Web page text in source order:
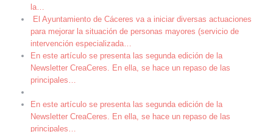
la…
El Ayuntamiento de Cáceres va a iniciar diversas actuaciones
para mejorar la situación de personas mayores (servicio de
intervención especializada…
En este artículo se presenta las segunda edición de la
Newsletter CreaCeres. En ella, se hace un repaso de las
principales…
En este artículo se presenta las segunda edición de la
Newsletter CreaCeres. En ella, se hace un repaso de las
principales…